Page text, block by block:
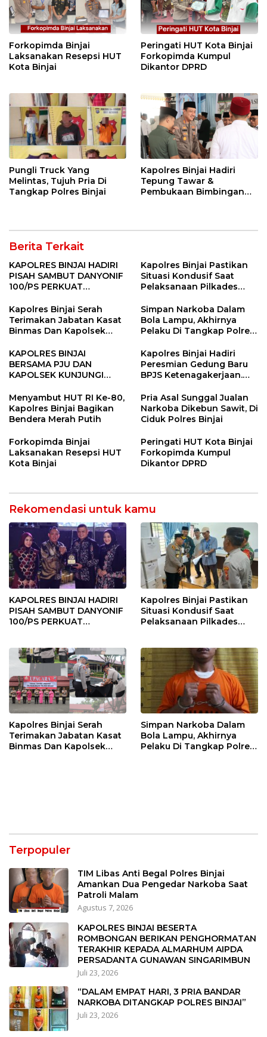
Forkopimda Binjai
Laksanakan Resepsi HUT
Kota Binjai
Peringati HUT Kota Binjai
Forkopimda Kumpul
Dikantor DPRD
Pungli Truck Yang
Melintas, Tujuh Pria Di
Tangkap Polres Binjai
Kapolres Binjai Hadiri
Tepung Tawar &
Pembukaan Bimbingan
Berita Terkait
KAPOLRES BINJAI HADIRI
PISAH SAMBUT DANYONIF
100/PS PERKUAT
Kapolres Binjai Pastikan
Situasi Kondusif Saat
Pelaksanaan Pilkades
Kapolres Binjai Serah
Terimakan Jabatan Kasat
Binmas Dan Kapolsek
Simpan Narkoba Dalam
Bola Lampu, Akhirnya
Pelaku Di Tangkap Polres
KAPOLRES BINJAI
BERSAMA PJU DAN
KAPOLSEK KUNJUNGI
BINJAI
Kapolres Binjai Hadiri
Peresmian Gedung Baru
BPJS Ketenagakerjaan.
Menyeluruh bagi Pekerja”
Menyambut HUT RI Ke-80,
Kapolres Binjai Bagikan
Bendera Merah Putih
Pria Asal Sunggal Jualan
Narkoba Dikebun Sawit, Di
Ciduk Polres Binjai
Forkopimda Binjai
Laksanakan Resepsi HUT
Kota Binjai
Peringati HUT Kota Binjai
Forkopimda Kumpul
Dikantor DPRD
Rekomendasi untuk kamu
KAPOLRES BINJAI HADIRI
PISAH SAMBUT DANYONIF
100/PS PERKUAT
Kapolres Binjai Pastikan
Situasi Kondusif Saat
Pelaksanaan Pilkades
Kapolres Binjai Serah
Terimakan Jabatan Kasat
Binmas Dan Kapolsek
Simpan Narkoba Dalam
Bola Lampu, Akhirnya
Pelaku Di Tangkap Polres
Terpopuler
TIM Libas Anti Begal Polres Binjai
Amankan Dua Pengedar Narkoba Saat
Patroli Malam
Agustus 7, 2026
KAPOLRES BINJAI BESERTA
ROMBONGAN BERIKAN PENGHORMATAN
TERAKHIR KEPADA ALMARHUM AIPDA
PERSADANTA GUNAWAN SINGARIMBUN
Juli 23, 2026
“DALAM EMPAT HARI, 3 PRIA BANDAR
NARKOBA DITANGKAP POLRES BINJAI”
Juli 23, 2026